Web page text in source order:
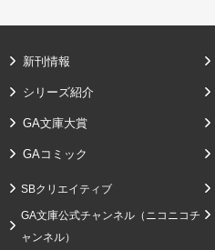
新刊情報
シリーズ紹介
GA文庫大賞
GAコミック
SBクリエイティブ
GA文庫公式チャンネル（ニコニコチ
ャンネル）